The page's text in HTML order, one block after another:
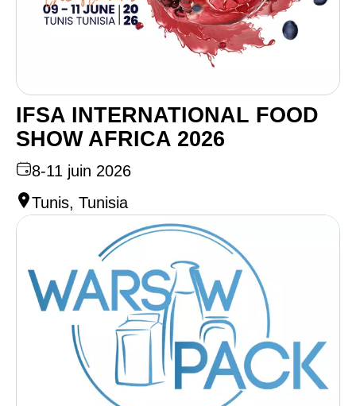
IFSA INTERNATIONAL FOOD
SHOW AFRICA 2026
8-11 juin 2026
Tunis, Tunisia